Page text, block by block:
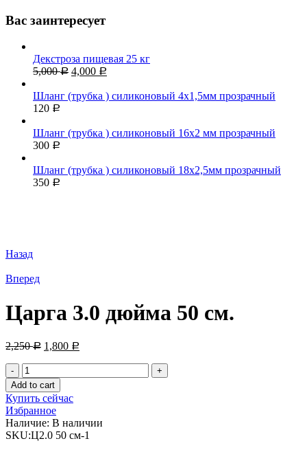
Вас заинтересует
Декстроза пищевая 25 кг
5,000Р 4,000 Р
Шланг (трубка ) силиконовый 4х1,5мм прозрачный
120 Р
Шланг (трубка ) силиконовый 16х2 мм прозрачный
300 Р
Шланг (трубка ) силиконовый 18х2,5мм прозрачный
350 Р
Назад
Вперед
Царга 3.0 дюйма 50 см.
2,250Р 1,800 Р
Царга
3.0
дюйма
50
см.
quantity
Add to cart
Купить сейчас
Избранное
Наличие: В наличии
SKU:Ц2.0 50 см-1